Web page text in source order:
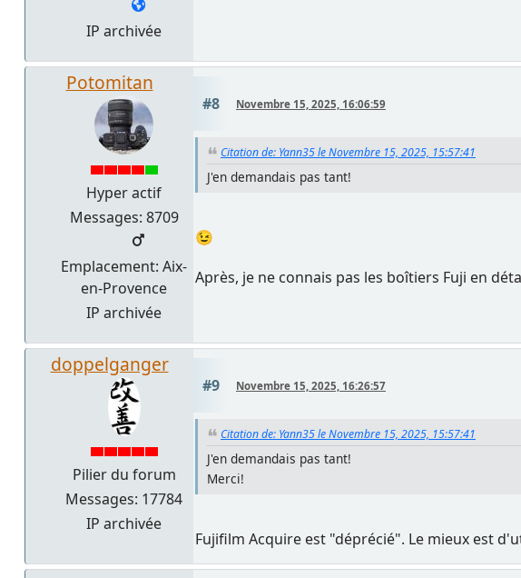
IP archivée
Potomitan
Hyper actif
Messages: 8709
Emplacement: Aix-
en-Provence
IP archivée
#8 Novembre 15, 2025, 16:06:59
Citation de: Yann35 le Novembre 15, 2025, 15:57:41
J'en demandais pas tant!
😉
Après, je ne connais pas les boîtiers Fuji en
doppelganger
Pilier du forum
Messages: 17784
IP archivée
#9 Novembre 15, 2025, 16:26:57
Citation de: Yann35 le Novembre 15, 2025, 15:57:41
J'en demandais pas tant!
Merci!
Fujifilm Acquire est "déprécié". Le mieux est